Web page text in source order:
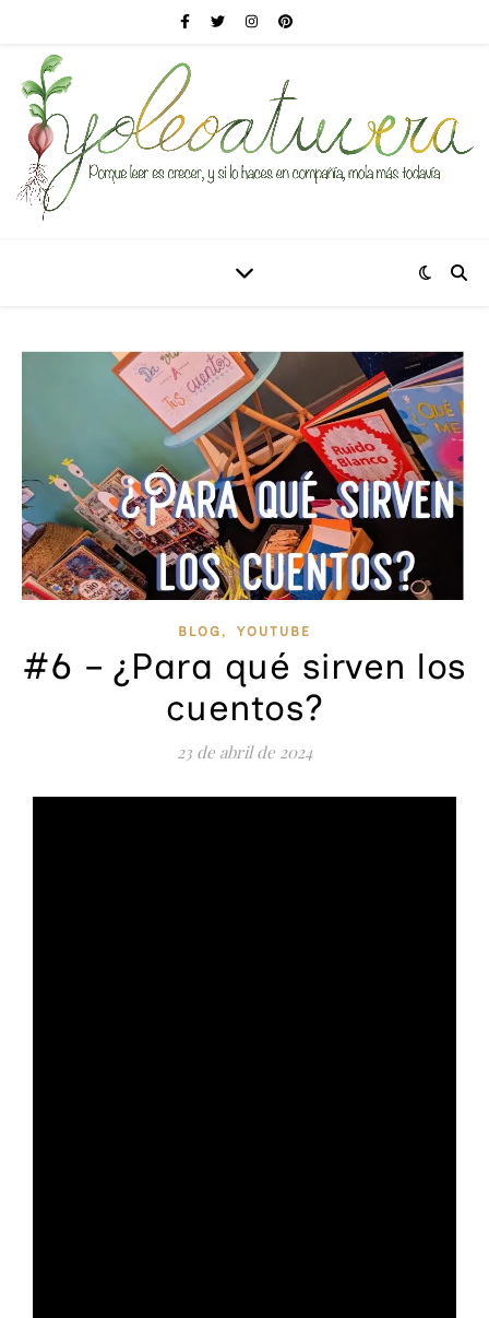
BLOG, YOUTUBE
#6 – ¿Para qué sirven los
cuentos?
23 de abril de 2024